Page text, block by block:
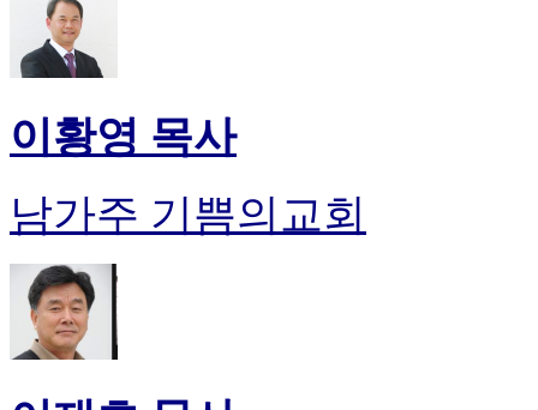
이황영 목사
남가주 기쁨의교회